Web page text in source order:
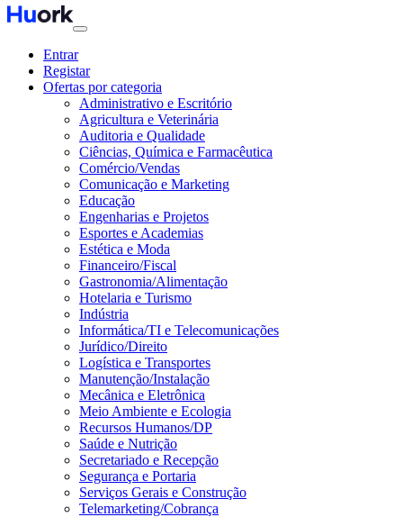
Entrar
Registar
Ofertas por categoria
Administrativo e Escritório
Agricultura e Veterinária
Auditoria e Qualidade
Ciências, Química e Farmacêutica
Comércio/Vendas
Comunicação e Marketing
Educação
Engenharias e Projetos
Esportes e Academias
Estética e Moda
Financeiro/Fiscal
Gastronomia/Alimentação
Hotelaria e Turismo
Indústria
Informática/TI e Telecomunicações
Jurídico/Direito
Logística e Transportes
Manutenção/Instalação
Mecânica e Eletrônica
Meio Ambiente e Ecologia
Recursos Humanos/DP
Saúde e Nutrição
Secretariado e Recepção
Segurança e Portaria
Serviços Gerais e Construção
Telemarketing/Cobrança